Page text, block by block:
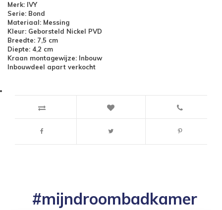
Merk: IVY
Serie: Bond
Materiaal: Messing
Kleur: Geborsteld Nickel PVD
Breedte: 7,5 cm
Diepte: 4,2 cm
Kraan montagewijze: Inbouw
Inbouwdeel apart verkocht
#mijndroombadkamer